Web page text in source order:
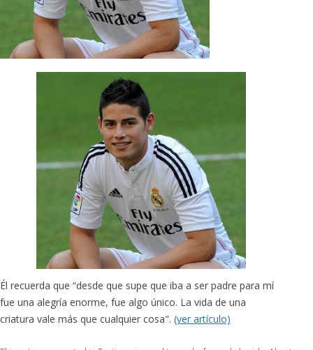
Él recuerda que “desde que supe que iba a ser padre para mí
fue una alegría enorme, fue algo único. La vida de una
criatura vale más que cualquier cosa". (ver artículo)